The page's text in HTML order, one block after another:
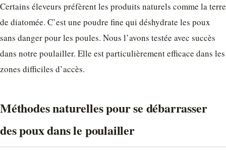
Certains éleveurs préfèrent les produits naturels comme la terre
de diatomée. C’est une poudre fine qui déshydrate les poux
sans danger pour les poules. Nous l’avons testée avec succès
dans notre poulailler. Elle est particulièrement efficace dans les
zones difficiles d’accès.
Méthodes naturelles pour se débarrasser
des poux dans le poulailler